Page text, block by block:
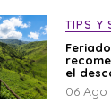
TIPS Y
el
06 Ago